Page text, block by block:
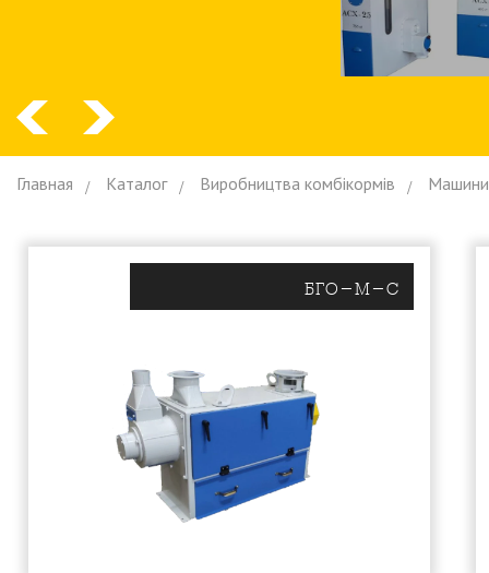
Главная Каталог Виробництва комбiкормiв
БГО-М-С